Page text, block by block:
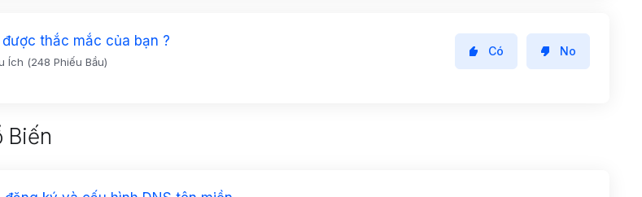
thắc mắc của bạn ?
Ích (248 Phiếu Bầu)
Có No
Biến